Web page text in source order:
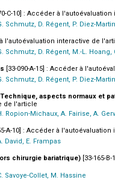
C-10] : Accéder à
D. Régent, P. Diez-
à l'autoévaluation interactive de
D. Régent, M.-L. Hoang,
[33-090-A-15] : Accéder à
D. Régent, P. Diez-
aspects normaux et
de l'article
Michaux, A. Fairise, A.
A-10] : Accéder à
E. Frampas
chirurgie bariatrique) [33-165-
Collet, M. Hassine